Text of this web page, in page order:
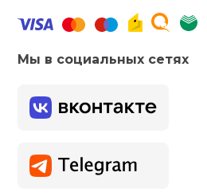
Мы в социальных сетях